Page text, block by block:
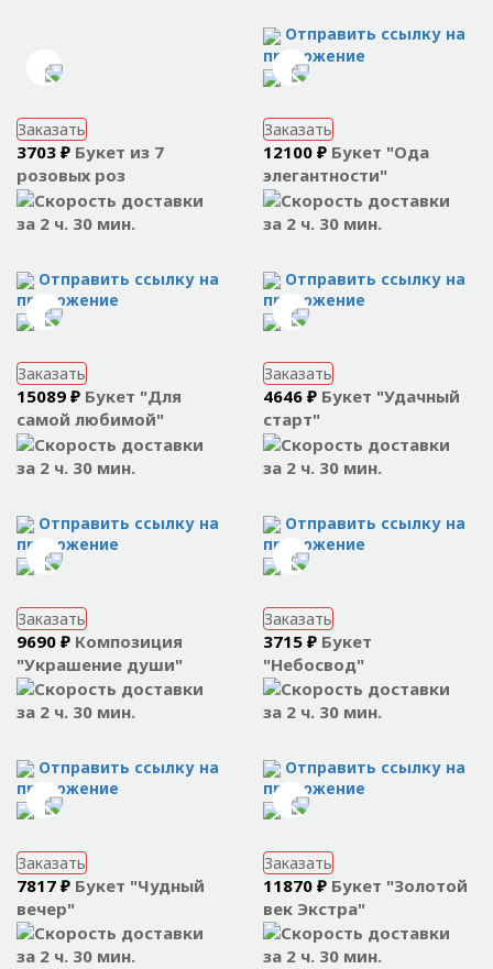
Отправить ссылку на
приложение
Заказать
3703 ₽ Букет из 7
розовых роз
за 2 ч. 30 мин.
Отправить ссылку на
приложение
Заказать
12100 ₽ Букет "Ода
элегантности"
за 2 ч. 30 мин.
Отправить ссылку на
приложение
Заказать
15089 ₽ Букет "Для
самой любимой"
за 2 ч. 30 мин.
Отправить ссылку на
приложение
Заказать
4646 ₽ Букет "Удачный
старт"
за 2 ч. 30 мин.
Отправить ссылку на
приложение
Заказать
9690 ₽ Композиция
"Украшение души"
за 2 ч. 30 мин.
Отправить ссылку на
приложение
Заказать
3715 ₽ Букет
"Небосвод"
за 2 ч. 30 мин.
Отправить ссылку на
приложение
Заказать
7817 ₽ Букет "Чудный
вечер"
за 2 ч. 30 мин.
Заказать
11870 ₽ Букет "Золотой
век Экстра"
за 2 ч. 30 мин.